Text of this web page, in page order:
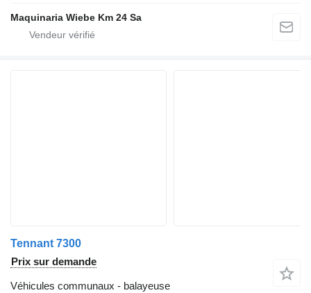
Maquinaria Wiebe Km 24 Sa
Tennant 7300
Prix sur demande
Véhicules communaux - balayeuse